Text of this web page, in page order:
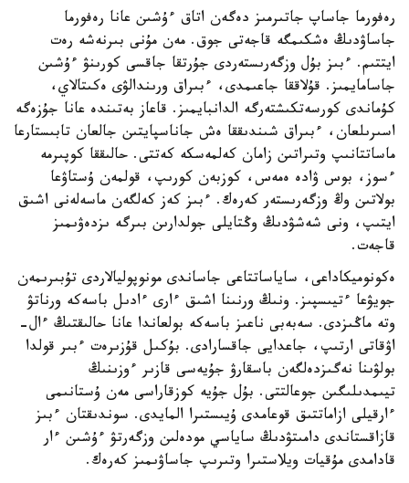
رەفورما جاساپ جاتىرمىز دەگەن اتاق ءۇشىن عانا رەفورما
جاساۋدىڭ ەشكىمگە قاجەتى جوق. مەن مۇنى بىرنەشە رەت
ايتتىم. ءبىز بۇل وزگەرىستەردى جۇرتقا جاقسى كورىنۋ ءۇشىن
جاسامايمىز. قۇلاققا جاعىمدى، ءبىراق ورىندالۋى ەكىتالاي،
كۇماندى كورسەتكىشتەرگە الدانبايمىز. قاعاز بەتىندە عانا جۇزەگە
اسىرىلعان، ءبىراق شىندىققا ەش جاناسپايتىن جالعان تابىستارعا
ماساتتانىپ وتىراتىن زامان كەلمەسكە كەتتى. حالىققا كوپىرمە
ءسوز، بوس ۋادە ەمەس، كوزبەن كورىپ، قولمەن ۇستاۋعا
بولاتىن وڭ وزگەرىستەر كەرەك. ءبىز كەز كەلگەن ماسەلەنى اشىق
ايتىپ، ونى شەشۋدىڭ وڭتايلى جولدارىن بىرگە ىزدەۋىمىز
قاجەت.
ەكونوميكاداعى، ساياساتتاعى جاساندى مونوپوليالاردى تۇبىرىمەن
جويۋعا ءتيىسپىز. ونىڭ ورنىنا اشىق ءارى ءادىل باسەكە ورناتۋ
وتە ماڭىزدى. سەبەبى ناعىز باسەكە بولعاندا عانا حالىقتىڭ ءال-
اۋقاتى ارتىپ، جاعدايى جاقسارادى. بۇكىل قۇزىرەت ءبىر قولدا
بولۋىنا نەگىزدەلگەن باسقارۋ جۇيەسى قازىر ءوزىنىڭ
تيىمدىلىگىن جوعالتتى. بۇل جۇيە كوزقاراسى مەن ۇستانىمى
ءارقيلى ازاماتتىق قوعامدى ۇيىستىرا المايدى. سوندىقتان ءبىز
قازاقستاندى دامىتۋدىڭ ساياسي مودەلىن وزگەرتۋ ءۇشىن ءار
قادامدى مۇقيات ويلاستىرا وتىرىپ جاساۋىمىز كەرەك.